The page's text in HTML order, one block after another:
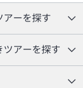
アーを探す
ツアーを探す